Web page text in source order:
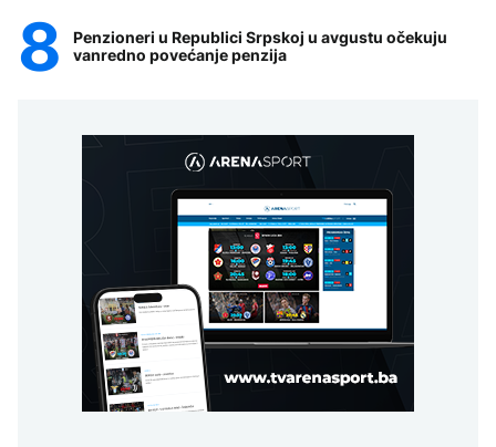
Penzioneri u Republici Srpskoj u avgustu očekuju
vanredno povećanje penzija